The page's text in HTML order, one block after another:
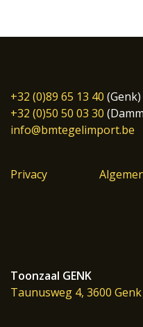
+32 (0)89 65 13 40 (Genk)
+32 (0)50 50 03 30
info@bmtegelimport.be
Privacy
Toonzaal GENK
Taunusweg 4, 3600 Genk